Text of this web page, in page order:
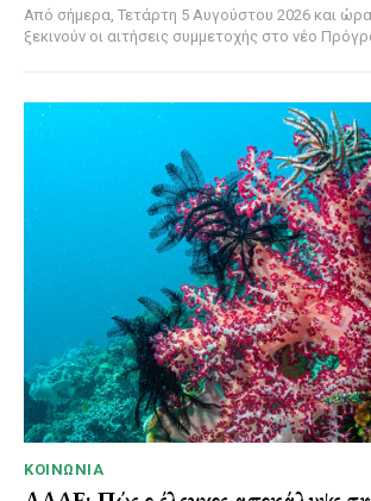
Από σήμερα, Τετάρτη 5 Αυγούστου 2026 και ώρα
ξεκινούν οι αιτήσεις συμμετοχής στο νέο
ΚΟΙΝΩΝΊΑ